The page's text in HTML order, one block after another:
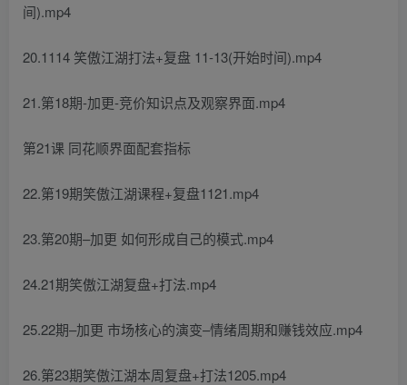
间).mp4
20.1114 笑傲江湖打法+复盘 11-13(开始时间).mp4
21.第18期-加更-竞价知识点及观察界面.mp4
第21课 同花顺界面配套指标
22.第19期笑傲江湖课程+复盘1121.mp4
23.第20期–加更 如何形成自己的模式.mp4
24.21期笑傲江湖复盘+打法.mp4
25.22期–加更 市场核心的演变–情绪周期和赚钱效应.mp4
26.第23期笑傲江湖本周复盘+打法1205.mp4